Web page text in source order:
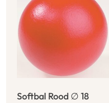
Softbal Rood ∅ 18